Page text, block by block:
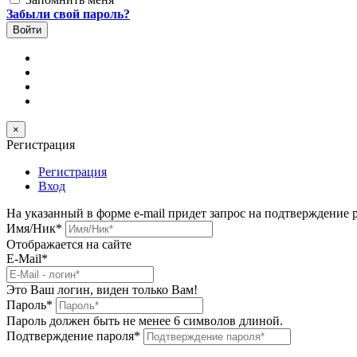
Забыли свой пароль?
×
Регистрация
Регистрация
Вход
На указанный в форме e-mail придет запрос на подтверждение
Имя/Ник*
Отображается на сайте
E-Mail*
Это Ваш логин, виден только Вам!
Пароль*
Пароль должен быть не менее 6 символов длиной.
Подтверждение пароля*